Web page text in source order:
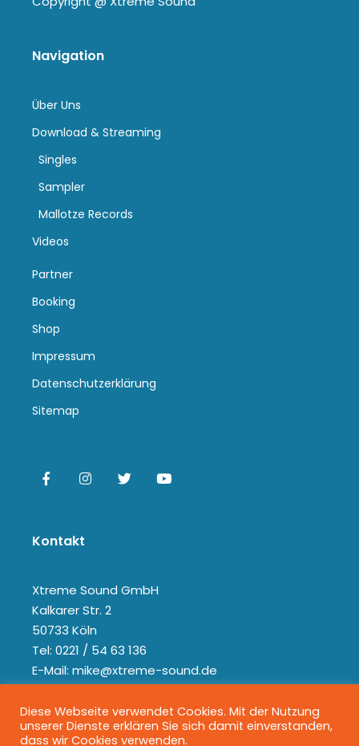
Navigation
Über Uns
Download & Streaming
Singles
Sampler
Mallotze Records
Videos
Partner
Booking
Shop
Impressum
Datenschutzerklärung
Sitemap
Kontakt
Xtreme Sound GmbH
Kalkarer Str. 2
50733 Köln
Tel: 0221 / 54 63 136
E-Mail: mike@xtreme-sound.de
Diese Webseite verwendet Cookies. Mit der Nutzung
unserer Dienste erklären Sie sich damit einverstanden,
dass wir Cookies verwenden.